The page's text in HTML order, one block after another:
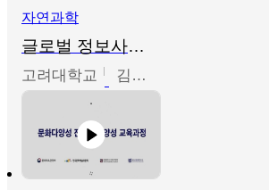
자연과학
글로벌 정보사회와 통계의 창의적 기능
고려대학교 김희영